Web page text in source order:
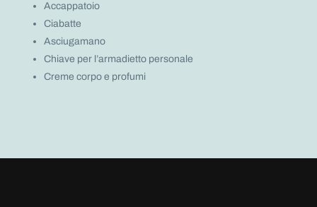
Accappatoio
Ciabatte
Asciugamano
Chiave per l’armadietto personale
Creme corpo e profumi